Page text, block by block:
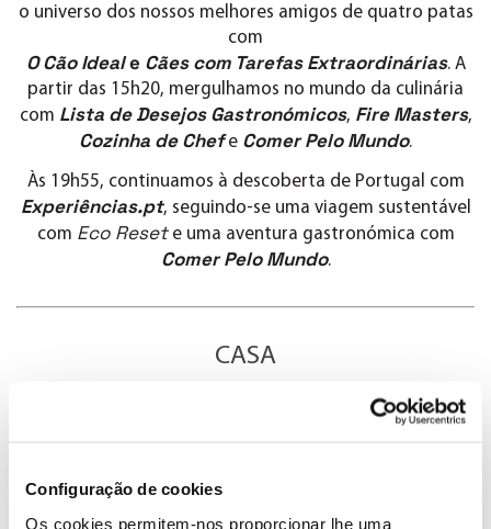
Configuração de cookies
Os cookies permitem-nos proporcionar lhe uma
o universo dos nossos melhores amigos de quatro patas
com
O Cão Ideale Cães com Tarefas Extraordinárias. A
partir das 15h20, mergulhamos no mundo da culinária
com Lista de Desejos Gastronómicos, Fire Masters,
Cozinha de Chefe Comer Pelo Mundo.
Às 19h55, continuamos à descoberta de Portugal com
Experiências.pt, seguindo-se uma viagem sustentável
com Eco Resete uma aventura gastronómica com
Comer Pelo Mundo.
CASA
– A Casa de Férias do Scott T5
12:00 – Constrói o teu Castelo T1
(A partir de 11 de julho, às 14:45, T2)